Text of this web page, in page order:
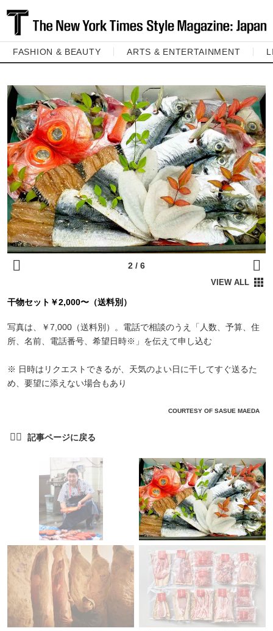
FASHION & BEAUTY ARTS & ENTERTAINMENT
干物セット￥2,000〜（送料別）
写真は、￥7,000（送料別）。電話で相談のうえ「人数、予算、住
所、名前、電話番号、希望日時※」を伝えて申し込む
※ 日時はリクエストできるが、天気のよい日に干してすぐ送るた
め、要望に添えない場合もあり
COURTESY OF SASUE MAEDA